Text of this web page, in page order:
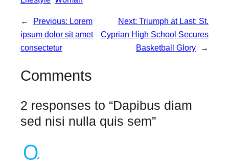
← Previous: Lorem
ipsum dolor sit amet
consectetur
Next: Triumph at Last: St.
Cyprian High School Secures
Basketball Glory
→
Comments
2 responses to “Dapibus diam
sed nisi nulla quis sem”